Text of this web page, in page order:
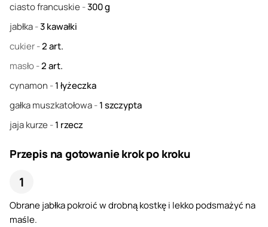
ciasto francuskie -300g
jabłka-3kawałki
cukier-2art.
masło-2art.
cynamon -1łyżeczka
gałka muszkatołowa-1szczypta
jaja kurze -1 rzecz
Przepis na gotowanie krok po kroku
Obrane jabłka pokroić w drobną kostkę i lekko podsmażyć na
maśle.